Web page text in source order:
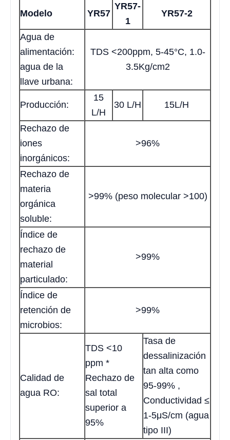
Modelo YR57
YR57-
1
YR57-2
Agua de
alimentación:
agua de la
llave urbana:
TDS <200ppm, 5-45°C, 1.0-
3.5Kg/cm2
Producción:
15
L/H
30 L/H 15L/H
Rechazo de
iones
inorgánicos:
>96%
Rechazo de
materia
orgánica
soluble:
>99% (peso molecular >100)
Índice de
rechazo de
material
particulado:
>99%
Índice de
retención de
microbios:
>99%
Calidad de
agua RO:
TDS <10
ppm *
Rechazo de
sal total
superior a
95%
Tasa de
dessalinización
tan alta como
95-99% ,
Conductividad ≤
1-5μS/cm (agua
tipo III)